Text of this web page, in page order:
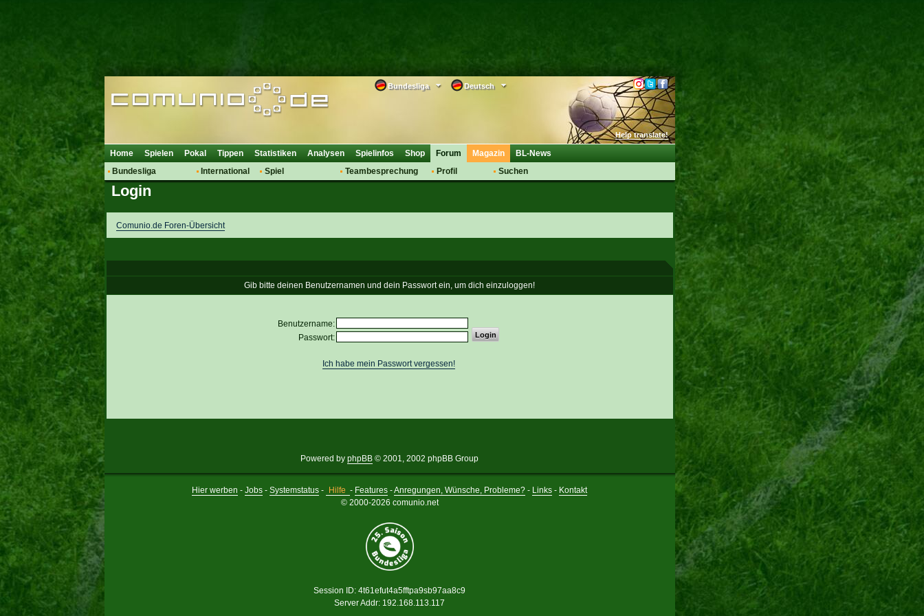
Deutsch
Bundesliga
Help translate!
Home Spielen Pokal Tippen Statistiken Analysen Spielinfos Shop
Forum
Bundesliga
Hot News
Spielanalyse
Vereinsdiskussion
International
Spiel
Teambesprechung
Saisonübergang
Profil
Suchen
Magazin BL-News
Login
Comunio.de Foren-Übersicht
Gib bitte deinen Benutzernamen und dein Passwort ein, um dich einzuloggen!
Benutzername:
Passwort:
Ich habe mein Passwort vergessen!
Powered by phpBB © 2001, 2002 phpBB Group
Hier werben - Jobs- Systemstatus- Hilfe - Features -Anregungen, Wünsche, Probleme? - Links - Kontakt
© 2000-2026 comunio.net
Session ID: 4t61efut4a5fftpa9sb97aa8c9
Server Addr: 192.168.113.117